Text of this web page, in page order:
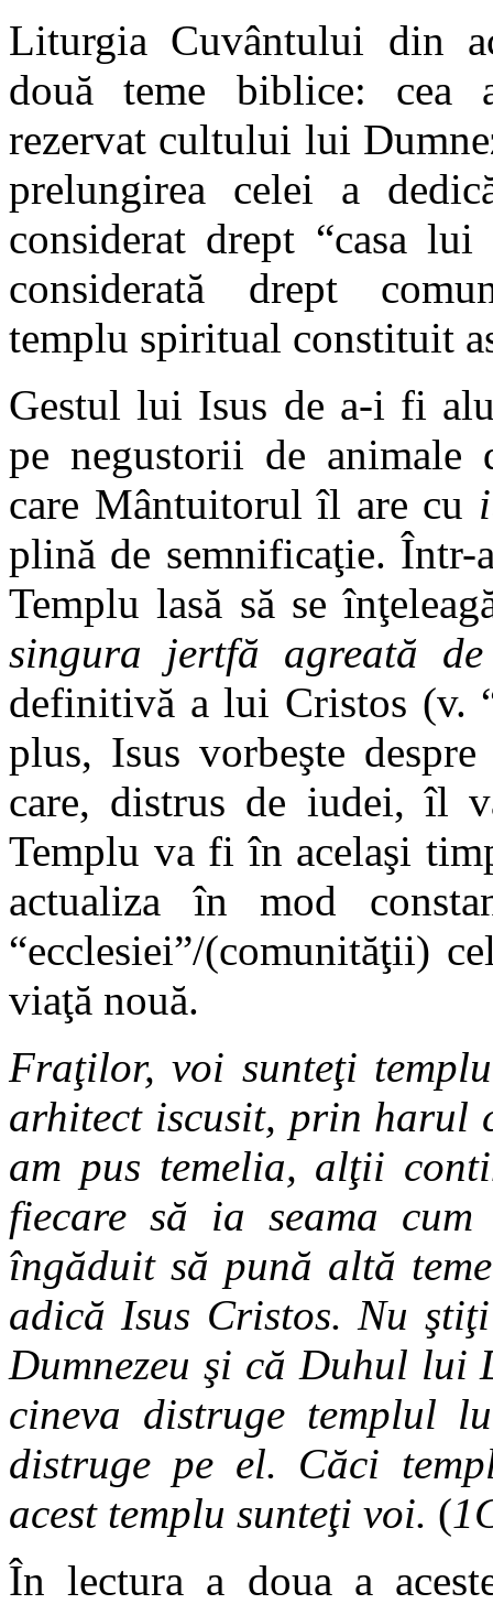
Liturgia Cuvântului din
două teme biblice: cea
rezervat cultului lui
prelungirea celei a
considerat drept “casa
considerată drept
templu spiritual constituit
Gestul lui Isus de a-i fi
pe negustorii de animale
care Mântuitorul îl are cu
plină de semnificaţie. Într-
Templu lasă să se
singura jertfă agreată de
definitivă a lui Cristos (v.
plus, Isus vorbeşte
care, distrus de iudei, îl
Templu va fi în acelaşi
actualiza în mod
“ecclesiei”/(comunităţii)
viaţă nouă.
Fraţilor, voi sunteţi
arhitect iscusit, prin harul
am pus temelia, alţii
fiecare să ia seama cum
îngăduit să pună altă
adică Isus Cristos. Nu
Dumnezeu şi că Duhul lui
cineva distruge templul
distruge pe el. Căci
acest templu sunteţi voi. (
În lectura a doua a